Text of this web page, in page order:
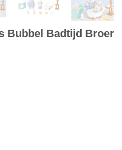
Bubbel Badtijd Broer